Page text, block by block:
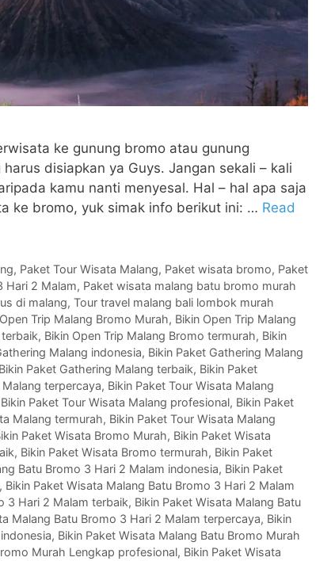
ke gunung bromo atau gunung
disiapkan ya Guys. Jangan sekali – kali
kamu nanti menyesal. Hal – hal apa saja
ke bromo, yuk simak info berikut ini: … Read
, Paket Tour Wisata Malang, Paket wisata bromo, Paket
Hari 2 Malam, Paket wisata malang batu bromo murah
di malang, Tour travel malang bali lombok murah
Trip Malang Bromo Murah, Bikin Open Trip Malang
, Bikin Open Trip Malang Bromo termurah, Bikin
Malang indonesia, Bikin Paket Gathering Malang
Bikin Paket Gathering Malang terbaik, Bikin Paket
terpercaya, Bikin Paket Tour Wisata Malang
Bikin Paket Tour Wisata Malang profesional, Bikin Paket
Malang termurah, Bikin Paket Tour Wisata Malang
Paket Wisata Bromo Murah, Bikin Paket Wisata
, Bikin Paket Wisata Bromo termurah, Bikin Paket
Batu Bromo 3 Hari 2 Malam indonesia, Bikin Paket
, Bikin Paket Wisata Malang Batu Bromo 3 Hari 2 Malam
3 Hari 2 Malam terbaik, Bikin Paket Wisata Malang Batu
Malang Batu Bromo 3 Hari 2 Malam terpercaya, Bikin
, Bikin Paket Wisata Malang Batu Bromo Murah
Murah Lengkap profesional, Bikin Paket Wisata